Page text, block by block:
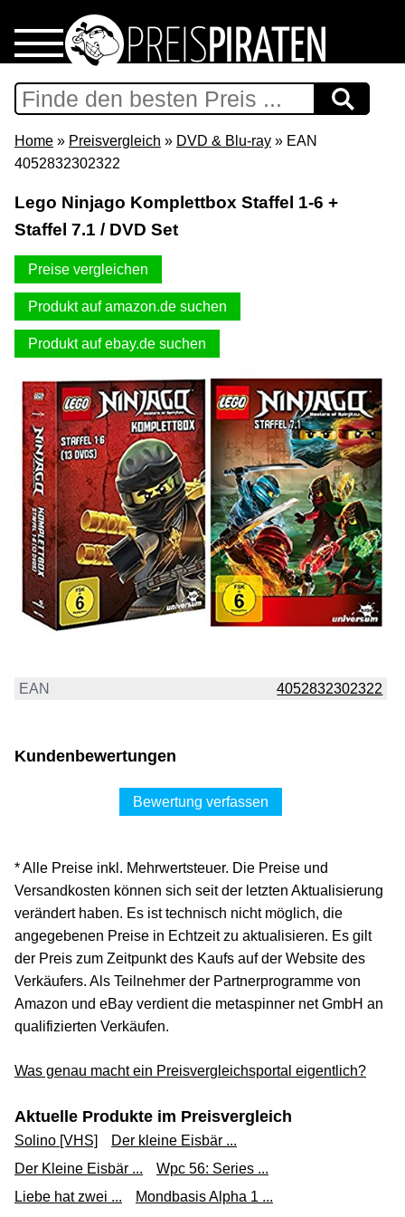
Home
Download
Support & Newsletter
Presse
Datenschutz
Impressum
Home » Preisvergleich » DVD & Blu-ray » EAN
4052832302322
Lego Ninjago Komplettbox Staffel 1-6 +
Staffel 7.1 / DVD Set
Preise vergleichen
Produkt auf amazon.de suchen
Produkt auf ebay.de suchen
EAN 4052832302322
Kundenbewertungen
Bewertung verfassen
* Alle Preise inkl. Mehrwertsteuer. Die Preise und
Versandkosten können sich seit der letzten Aktualisierung
verändert haben. Es ist technisch nicht möglich, die
angegebenen Preise in Echtzeit zu aktualisieren. Es gilt
der Preis zum Zeitpunkt des Kaufs auf der Website des
Verkäufers. Als Teilnehmer der Partnerprogramme von
Amazon und eBay verdient die metaspinner net GmbH an
qualifizierten Verkäufen.
Was genau macht ein Preisvergleichsportal eigentlich?
Aktuelle Produkte im Preisvergleich
Solino [VHS]
Der kleine Eisbär ...
Der Kleine Eisbär ...
Wpc 56: Series ...
Liebe hat zwei ...
Mondbasis Alpha 1 ...